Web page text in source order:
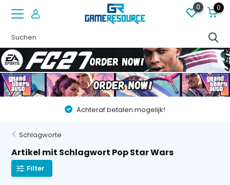
0 0
Vóór 22:00 besteld op werkdagen, volgende dag in huis!
Schlagworte
Artikel mit Schlagwort Pop Star Wars
Filter